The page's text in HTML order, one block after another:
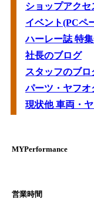
ショップアクセ
イベント(PCペ
ハーレー誌 特
社長のブログ
スタッフのブロ
パーツ・ヤフオ
現状他 車両・
MYPerformance
営業時間